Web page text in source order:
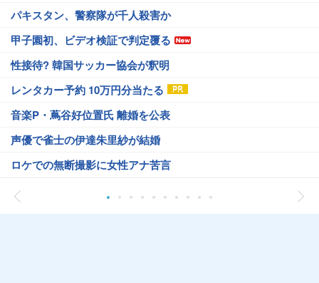
パキスタン、警察隊が千人殺害か
甲子園初、ビデオ検証で判定覆る
性接待? 韓国サッカー協会が釈明
レンタカー予約 10万円分当たる
音楽P・蔦谷好位置氏 離婚を公表
声優で雀士の伊達朱里紗が結婚
ロケでの無断撮影に女性アナ苦言